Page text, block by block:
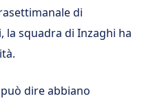
di
la squadra di Inzaghi ha
dire abbiano